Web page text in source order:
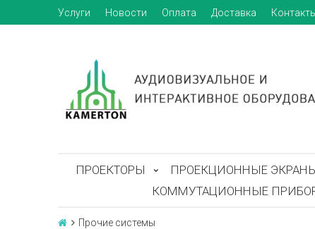
Услуги Новости Оплата Доставка
ПРОЕКТОРЫ ПРОЕКЦИОННЫЕ
КОММУТАЦИОННЫЕ
Прочие системы